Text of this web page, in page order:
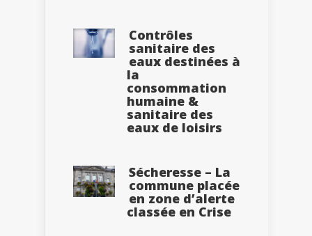
Contrôles
sanitaire des
eaux destinées à
la
consommation
humaine &
sanitaire des
eaux de loisirs
Sécheresse – La
commune placée
en zone d’alerte
classée en Crise